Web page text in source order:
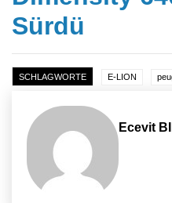
Sürdü
SCHLAGWORTE E-LION
Ecevit